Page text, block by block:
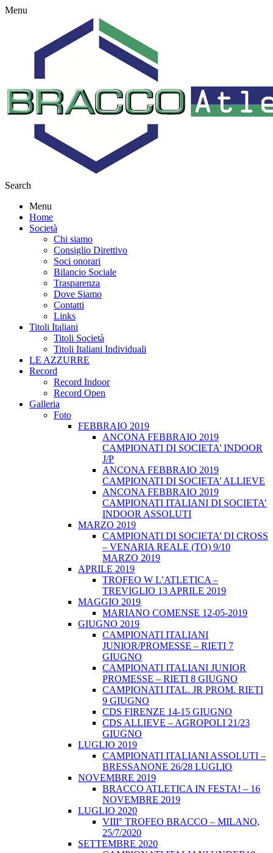
Menu
Search
Menu
Home
Società
Chi siamo
Consiglio Direttivo
Soci onorari
Bilancio Sociale
Trasparenza
Dove Siamo
Contatti
Links
Titoli Italiani
Titoli Società
Titoli Italiani Individuali
LE AZZURRE
Record
Record Indoor
Record Open
Galleria
Foto
FEBBRAIO 2019
ANCONA FEBBRAIO 2019
CAMPIONATI DI SOCIETA’ INDOOR
J/P
ANCONA FEBBRAIO 2019
CAMPIONATI DI SOCIETA’ ALLIEVE
ANCONA FEBBRAIO 2019
CAMPIONATI ITALIANI DI SOCIETA’
INDOOR ASSOLUTI
MARZO 2019
CAMPIONATI DI SOCIETA’ DI CROSS
– VENARIA REALE (TO) 9/10
MARZO 2019
APRILE 2019
TROFEO W L’ATLETICA –
TREVIGLIO 13 APRILE 2019
MAGGIO 2019
MARIANO COMENSE 12-05-2019
GIUGNO 2019
CAMPIONATI ITALIANI
JUNIOR/PROMESSE – RIETI 7
GIUGNO
CAMPIONATI ITALIANI JUNIOR
PROMESSE – RIETI 8 GIUGNO
CAMPIONATI ITAL. JR PROM. RIETI
9 GIUGNO
CDS FIRENZE 14-15 GIUGNO
CDS ALLIEVE – AGROPOLI 21/23
GIUGNO
LUGLIO 2019
CAMPIONATI ITALIANI ASSOLUTI –
BRESSANONE 26/28 LUGLIO
NOVEMBRE 2019
BRACCO ATLETICA IN FESTA! – 16
NOVEMBRE 2019
LUGLIO 2020
VIII° TROFEO BRACCO – MILANO,
25/7/2020
SETTEMBRE 2020